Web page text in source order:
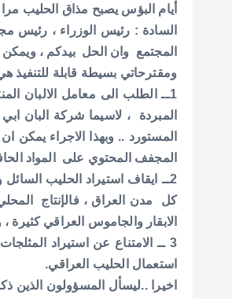
أيام البؤس يصبح مذاق الحليب
السادة : رئيس الوزراء ، رئيس
المجتمع وان الحل بيدكم ،
ومقترحاتي بسيطة قابلة للتنفيذ
1ــ الطلب الى معامل الالبان
المبردة ، لاسيما شركة البان
المستورد .. وبهذا الاجراء يمكن
المجفف المحتوي على المواد
2ــ ايقاف استيراد الحليب
كل مدن العراق ، فالإنتاج
الابقار والجاموس العراقي كثيرة
3 ــ الامتناع عن استيراد
استعمال الحليب العراقي.
اخيرا ..ليسأل المسؤولون الذين